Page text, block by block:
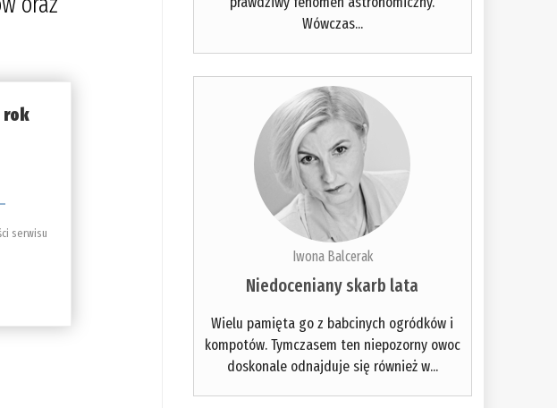
rok
serwisu
Wówczas...
Iwona Balcerak
Niedoceniany skarb lata
Wielu pamięta go z babcinych ogródków i
kompotów. Tymczasem ten niepozorny owoc
doskonale odnajduje się również w...